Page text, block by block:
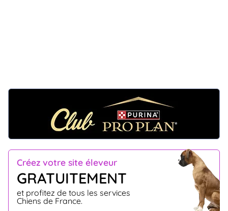
Créez votre site éleveur
GRATUITEMENT
et profitez de tous les services
Chiens de France.